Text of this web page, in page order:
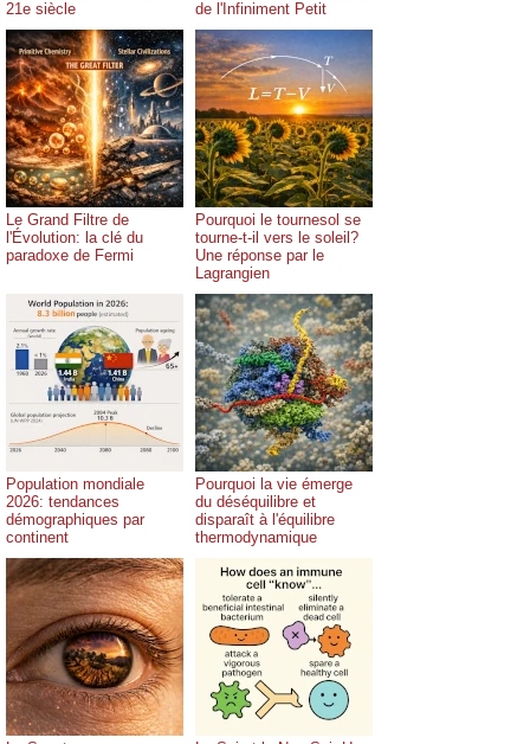
21e siècle
de l'Infiniment Petit
Le Grand Filtre de
l'Évolution: la clé du
paradoxe de Fermi
Pourquoi le tournesol se
tourne-t-il vers le soleil?
Une réponse par le
Lagrangien
Population mondiale
2026: tendances
démographiques par
continent
Pourquoi la vie émerge
du déséquilibre et
disparaît à l'équilibre
thermodynamique